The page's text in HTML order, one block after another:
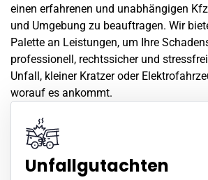
einen erfahrenen und unabhängigen
und Umgebung zu beauftragen. Wir
Palette an Leistungen, um Ihre
professionell, rechtssicher und
Unfall, kleiner Kratzer oder
worauf es ankommt.
Unfallgutachten